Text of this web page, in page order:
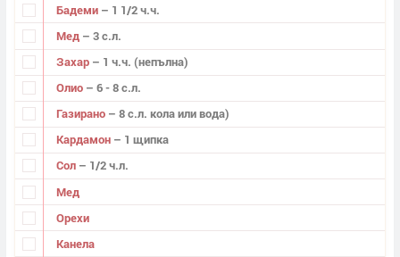
Бадеми – 1 1/2 ч.ч.
Мед – 3 с.л.
Захар – 1 ч.ч. (непълна)
Олио – 6 - 8 с.л.
Газирано – 8 с.л. кола или вода)
Кардамон – 1 щипка
Сол – 1/2 ч.л.
Мед
Орехи
Канела